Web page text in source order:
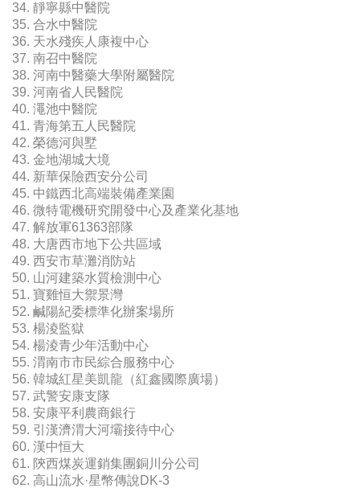
34. 靜寧縣中醫院
35. 合水中醫院
36. 天水殘疾人康複中心
37. 南召中醫院
38. 河南中醫藥大學附屬醫院
39. 河南省人民醫院
40. 澠池中醫院
41. 青海第五人民醫院
42. 榮德河與墅
43. 金地湖城大境
44. 新華保險西安分公司
45. 中鐵西北高端裝備產業園
46. 微特電機研究開發中心及產業化基地
47. 解放軍61363部隊
48. 大唐西市地下公共區域
49. 西安市草灘消防站
50. 山河建築水質檢測中心
51. 寶雞恒大禦景灣
52. 鹹陽紀委標準化辦案場所
53. 楊淩監獄
54. 楊淩青少年活動中心
55. 渭南市市民綜合服務中心
56. 韓城紅星美凱龍（紅鑫國際廣場）
57. 武警安康支隊
58. 安康平利農商銀行
59. 引漢濟渭大河壩接待中心
60. 漢中恒大
61. 陝西煤炭運銷集團銅川分公司
62. 高山流水·星幣傳說DK-3